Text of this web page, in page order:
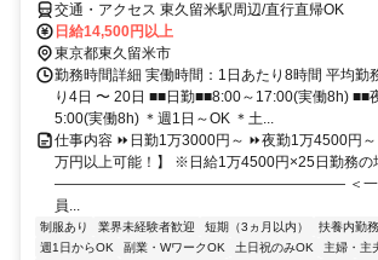
交通・アクセス 東久留米駅周辺/直行直帰OK
日給14,500円以上
東京都東久留米市
勤務時間詳細 実働時間：1日あたり8時間 平均勤
り4日 〜 20日 ■■日勤■■8:00～17:00(実働8h) ■■
5:00(実働8h) ＊週1日～OK ＊土...
仕事内容 ⏩日勤1万3000円～ ⏩夜勤1万4500円
万円以上可能！】 ※日給1万4500円×25日勤務の
―――――――――――――――――――― ＜一般道
員...
制服あり 業界未経験者歓迎 短期（3ヵ月以内） 扶養内勤
週1日からOK
副業・WワークOK 土日祝のみOK 主婦・主